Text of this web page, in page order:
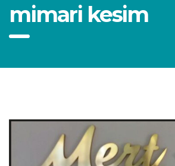
mimari kesim